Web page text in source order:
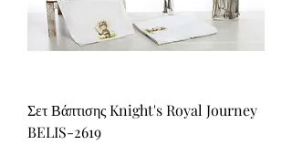
Σετ Βάπτισης Knight's Royal Journey
BELIS-2619